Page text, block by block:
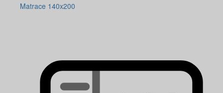
Matrace 140x200